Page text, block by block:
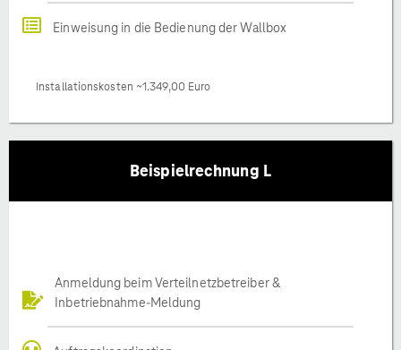
Einweisung in die Bedienung der Wallbox
Installationskosten ~1.349,00 Euro
Beispielrechnung L
Anmeldung beim Verteilnetzbetreiber &
Inbetriebnahme-Meldung